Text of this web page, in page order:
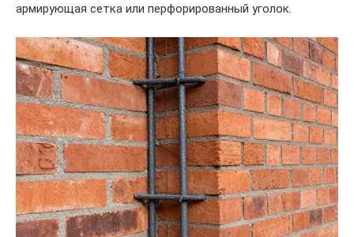
армирующая сетка или перфорированный уголок.